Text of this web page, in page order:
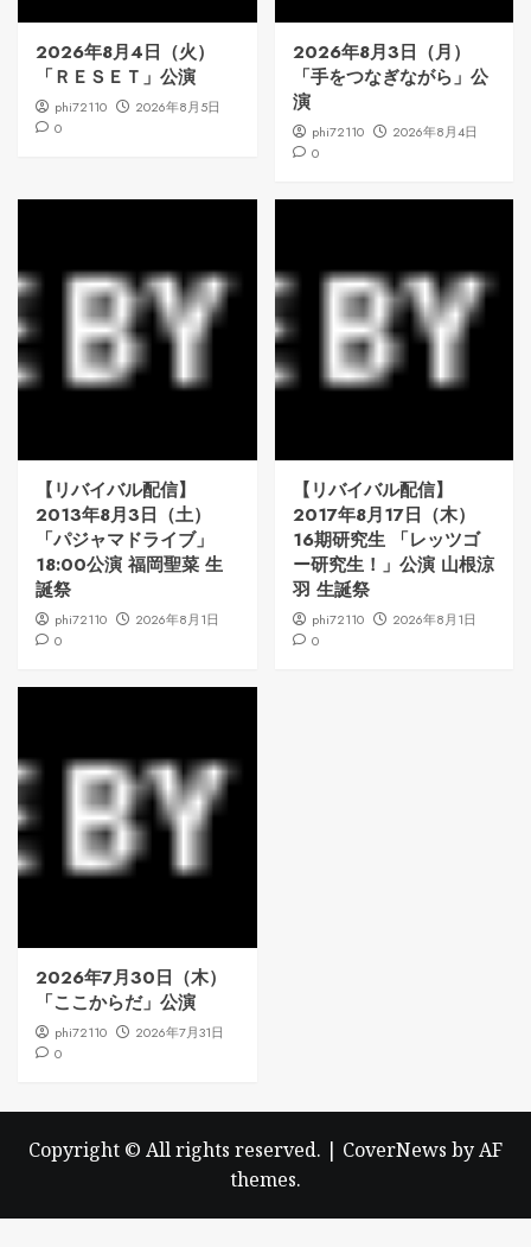
2026年8月4日（火）
「ＲＥＳＥＴ」公演
phi72110
2026年8月5日
0
2026年8月3日（月）
「手をつなぎながら」公
演
phi72110
2026年8月4日
0
【リバイバル配信】
2013年8月3日（土）
「パジャマドライブ」
18:00公演 福岡聖菜 生
誕祭
phi72110
2026年8月1日
0
【リバイバル配信】
2017年8月17日（木）
16期研究生 「レッツゴ
ー研究生！」公演 山根涼
羽 生誕祭
phi72110
2026年8月1日
0
2026年7月30日（木）
「ここからだ」公演
phi72110
2026年7月31日
0
Copyright © All rights reserved. | CoverNews by AF
themes.